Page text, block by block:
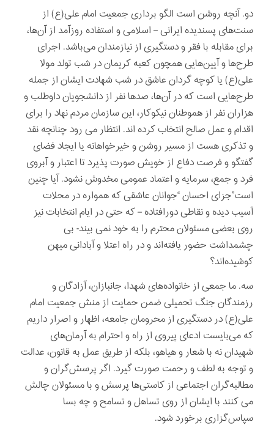
دو. آنچه روشن است الگو برداری جمعیت امام علی(ع) از
سنت‌های پسندیده ایرانی – اسلامی و استفاده روزآمد از آن‌ها،
برای مقابله با فقر و دستگیری از نیازمندان می‌باشد. اجرای
طرح‌ها و آیین‌هایی همچون کعبه کریمان در شب تولد مولا
علی(ع) یا کوچه گردان عاشق در شب شهادت ایشان از جمله
طرح‌هایی است که در آن‌ها، صدها نفر از دانشجویان داوطلب و
هزاران نفر از هموطنان نیکوکار، این سازمان مردم نهاد را برای
اقدام و عمل صالح انتخاب کرده اند. انتظار می رود چنانچه نقد
و تذکری هست از مسیر روشن و خیرخواهانه یا ایجاد فضای
گفتگو و فرصت دفاع از خویش صورت پذیرد تا اعتبار و آبروی
فرد و جمع، سرمایه و اعتماد عمومی مخدوش نشود. آیا چنین
است”جزای احسان “جوانان عاشقی که همواره در محلات
آسیب دیده و نقاطی دورافتاده – که حتی در ایام انتخابات نیز
روی بعضی مسئولان محترم را به خود نمی بیند- بی
چشمداشت حضور یافته‌اند و در راه اعتلا و آبادانی میهن
کوشیده‌اند؟
سه. ما جمعی از خانواده‌های شهدا، جانبازان، آزادگان و
رزمندگان جنگ تحمیلی ضمن حمایت از منش جمعیت امام
علی(ع) در دستگیری از محرومان جامعه، اظهار و اصرار داریم
که می‌بایست ادعای پیروی از راه و احترام به آرمان‌های
شهیدان نه با شعار و هیاهو، بلکه از طریق عمل به قانون، عدالت
و توجه به لطف و رحمت صورت گیرد. اگر پرسش‌گران و
مطالبه‌گران اجتماعی از کاستی‌ها پرسش و با مسئولان چالش
می کنند با ایشان از روی تساهل و تسامح و چه بسا
سپاس‌گزاری برخورد شود.